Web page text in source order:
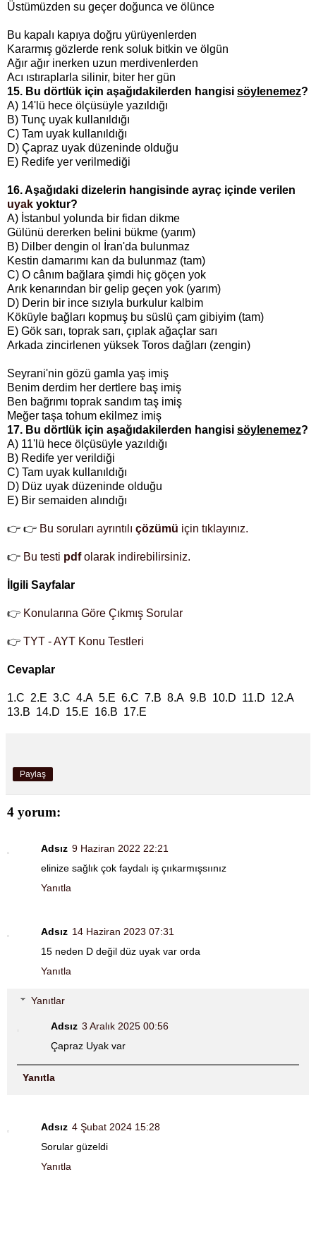
Üstümüzden su geçer doğunca ve ölünce
Bu kapalı kapıya doğru yürüyenlerden
Kararmış gözlerde renk soluk bitkin ve ölgün
Ağır ağır inerken uzun merdivenlerden
Acı ıstıraplarla silinir, biter her gün
15. Bu dörtlük için aşağıdakilerden hangisi söylenemez?
A) 14'lü hece ölçüsüyle yazıldığı
B) Tunç uyak kullanıldığı
C) Tam uyak kullanıldığı
D) Çapraz uyak düzeninde olduğu
E) Redife yer verilmediği
16. Aşağıdaki dizelerin hangisinde ayraç içinde verilen
uyak yoktur?
A) İstanbul yolunda bir fidan dikme
Gülünü dererken belini bükme (yarım)
B) Dilber dengin ol İran'da bulunmaz
Kestin damarımı kan da bulunmaz (tam)
C) O cânım bağlara şimdi hiç göçen yok
Arık kenarından bir gelip geçen yok (yarım)
D) Derin bir ince sızıyla burkulur kalbim
Köküyle bağları kopmuş bu süslü çam gibiyim (tam)
E) Gök sarı, toprak sarı, çıplak ağaçlar sarı
Arkada zincirlenen yüksek Toros dağları (zengin)
Seyrani'nin gözü gamla yaş imiş
Benim derdim her dertlere baş imiş
Ben bağrımı toprak sandım taş imiş
Meğer taşa tohum ekilmez imiş
17. Bu dörtlük için aşağıdakilerden hangisi söylenemez?
A) 11'lü hece ölçüsüyle yazıldığı
B) Redife yer verildiği
C) Tam uyak kullanıldığı
D) Düz uyak düzeninde olduğu
E) Bir semaiden alındığı
👉 👉 Bu soruları ayrıntılı çözümü için tıklayınız.
👉 Bu testi pdfolarak indirebilirsiniz.
İlgili Sayfalar
👉 Konularına Göre Çıkmış Sorular
👉 TYT - AYT Konu Testleri
Cevaplar
1.C 2.E 3.C 4.A 5.E 6.C 7.B 8.A 9.B 10.D 11.D 12.A
13.B 14.D 15.E 16.B 17.E
Paylaş
4 yorum:
Adsız 9 Haziran 2022 22:21
elinize sağlık çok faydalı iş çııkarmışsıınız
Yanıtla
Adsız 14 Haziran 2023 07:31
15 neden D değil düz uyak var orda
Yanıtla
Yanıtlar
Adsız 3 Aralık 2025 00:56
Çapraz Uyak var
Yanıtla
Adsız 4 Şubat 2024 15:28
Sorular güzeldi
Yanıtla